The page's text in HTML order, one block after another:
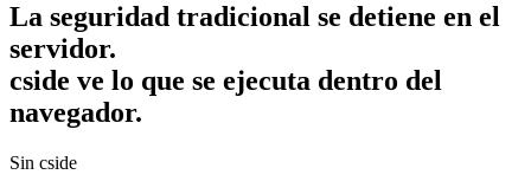
La seguridad tradicional se detiene en el
servidor.
cside ve lo que se ejecuta dentro del
navegador.
Sin cside